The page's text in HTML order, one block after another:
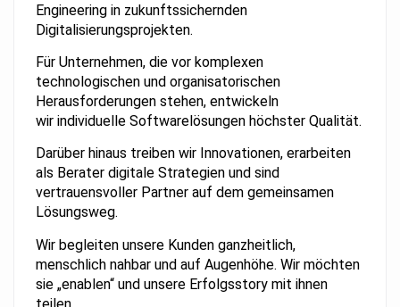
Engineering in zukunftssichernden
Digitalisierungsprojekten.
Für Unternehmen, die vor komplexen
technologischen und organisatorischen
Herausforderungen stehen, entwickeln
wir individuelle Softwarelösungen höchster Qualität.
Darüber hinaus treiben wir Innovationen, erarbeiten
als Berater digitale Strategien und sind
vertrauensvoller Partner auf dem gemeinsamen
Lösungsweg.
Wir begleiten unsere Kunden ganzheitlich,
menschlich nahbar und auf Augenhöhe. Wir möchten
sie „enablen“ und unsere Erfolgsstory mit ihnen